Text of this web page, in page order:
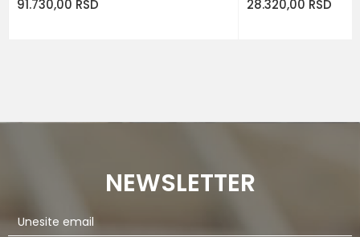
91.730,00 RSD 28.320,00 RSD
NEWSLETTER